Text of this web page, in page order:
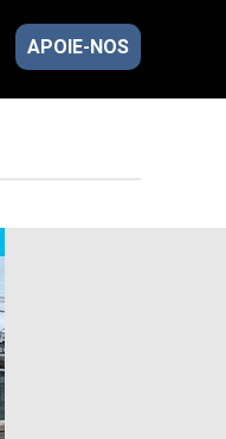
APOIE-NOS